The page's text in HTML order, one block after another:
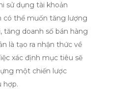
sử dụng tài khoản
có thể muốn tăng lượng
tăng doanh số bán hàng
là tạo ra nhận thức về
xác định mục tiêu sẽ
một chiến lược
hợp.